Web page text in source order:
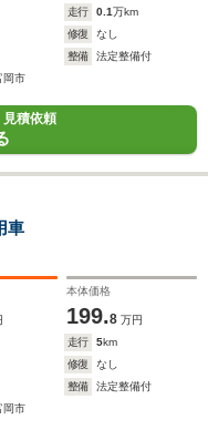
走行 0.1万km
修復
なし
整備
法定整備付
岡市
見積依頼
車
本体価格
199.8 万円
走行 5km
修復
なし
整備
法定整備付
岡市